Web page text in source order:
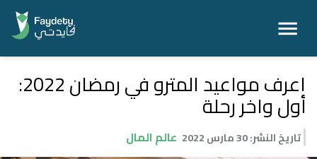
اعرف مواعيد المترو في رمضان 2022:
أول واخر رحلة
تاريخ النشر:30 مارس 2022 عالم المال